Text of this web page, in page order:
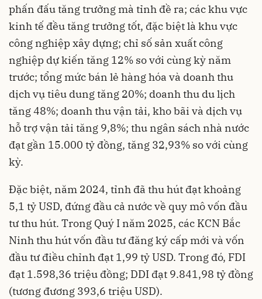
phấn đấu tăng trưởng mà tỉnh đề ra; các khu vực
kinh tế đều tăng trưởng tốt, đặc biệt là khu vực
công nghiệp xây dựng; chỉ số sản xuất công
nghiệp dự kiến tăng 12% so với cùng kỳ năm
trước; tổng mức bán lẻ hàng hóa và doanh thu
dịch vụ tiêu dung tăng 20%; doanh thu du lịch
tăng 48%; doanh thu vận tải, kho bãi và dịch vụ
hỗ trợ vận tải tăng 9,8%; thu ngân sách nhà nước
đạt gần 15.000 tỷ đồng, tăng 32,93% so với cùng
kỳ.
Đặc biệt, năm 2024, tỉnh đã thu hút đạt khoảng
5,1 tỷ USD, đứng đầu cả nước về quy mô vốn đầu
tư thu hút. Trong Quý I năm 2025, các KCN Bắc
Ninh thu hút vốn đầu tư đăng ký cấp mới và vốn
đầu tư điều chỉnh đạt 1,99 tỷ USD. Trong đó, FDI
đạt 1.598,36 triệu đồng; DDI đạt 9.841,98 tỷ đồng
(tương đương 393,6 triệu USD).